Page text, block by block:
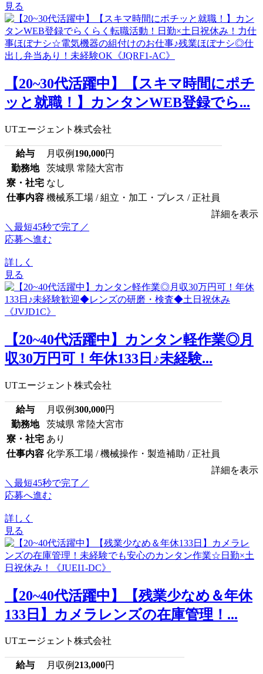
見る
【20~30代活躍中】【スキマ時間にポチ
ッと就職！】カンタンWEB登録でら...
UTエージェント株式会社
給与 月収例 190,000円
勤務地
茨城県 常陸大宮市
寮・社宅 なし
仕事内容 機械系工場 / 組立・加工・プレス / 正社員
詳細を表示
＼最短45秒で完了／
応募へ進む
詳しく
見る
【20~40代活躍中】カンタン軽作業◎月
収30万円可！年休133日♪未経験...
UTエージェント株式会社
給与 月収例300,000円
勤務地
茨城県 常陸大宮市
寮・社宅 あり
仕事内容 化学系工場 / 機械操作・製造補助 / 正社員
詳細を表示
＼最短45秒で完了／
応募へ進む
詳しく
見る
【20~40代活躍中】【残業少なめ＆年休
133日】カメラレンズの在庫管理！...
UTエージェント株式会社
給与 月収例213,000円